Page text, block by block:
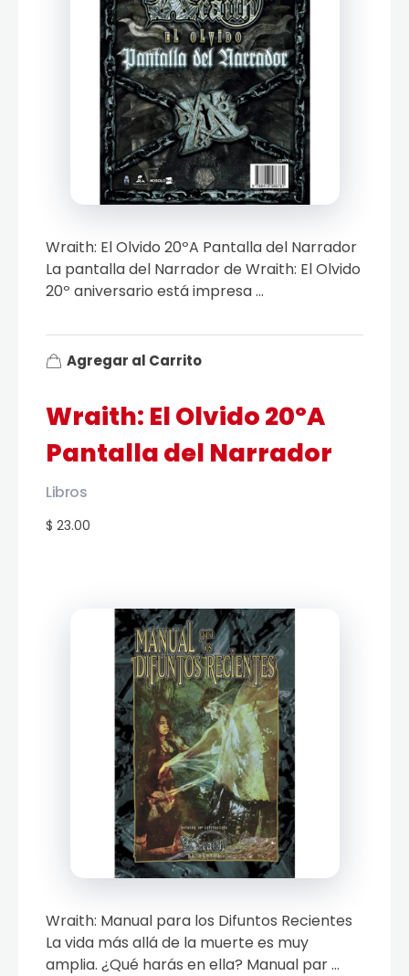
Wraith: El Olvido 20ºA
Pantalla del Narrador
$ 23.00
Libros
Wraith: El Olvido 20ºA Pantalla del Narrador
La pantalla del Narrador de Wraith: El Olvido
20º aniversario está impresa ...
Agregar al Carrito
Wraith: Manual para los Difuntos Recientes
La vida más allá de la muerte es muy
amplia. ¿Qué harás en ella? Manual par ...